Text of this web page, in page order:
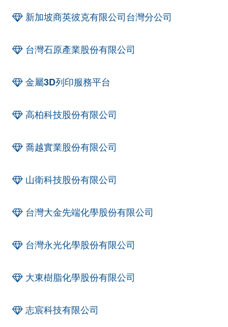
新加坡商英彼克有限公司台灣分公司
台灣石原產業股份有限公司
金屬3D列印服務平台
高柏科技股份有限公司
喬越實業股份有限公司
山衛科技股份有限公司
台灣大金先端化學股份有限公司
台灣永光化學股份有限公司
大東樹脂化學股份有限公司
志宸科技有限公司